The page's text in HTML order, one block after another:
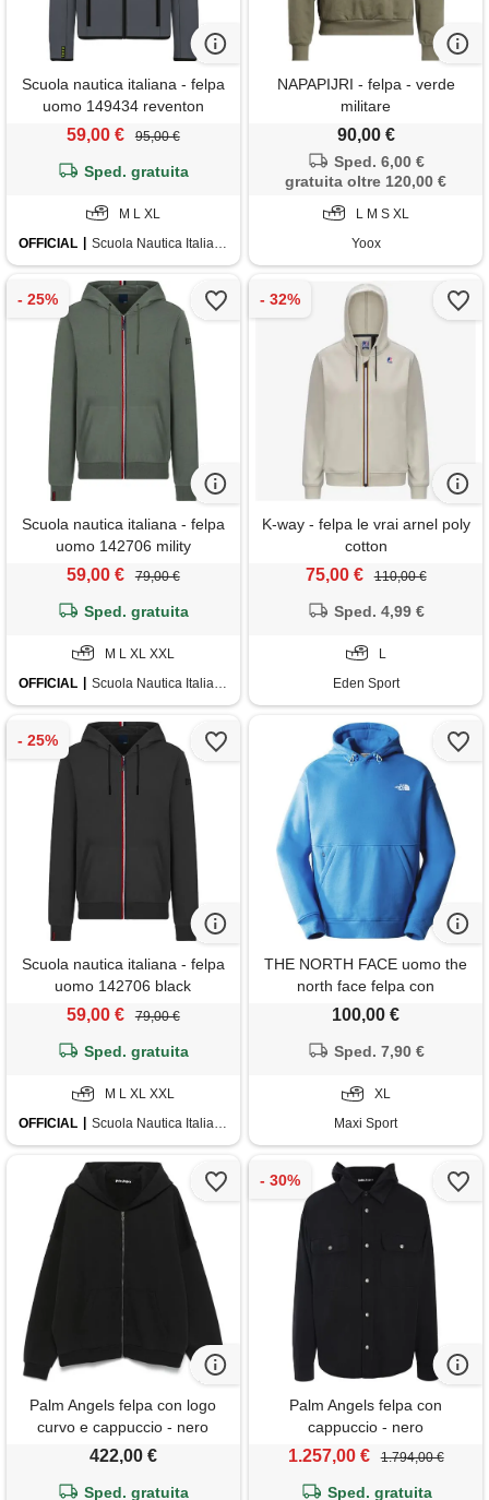
Scuola nautica italiana - felpa
uomo 149434 reventon
59,00 € 95,00 €
Sped. gratuita
M L XL
OFFICIAL
Scuola Nautica Italiana
NAPAPIJRI - felpa - verde
militare
90,00 €
Sped. 6,00 €
gratuita oltre 120,00 €
L M S XL
Yoox
Scuola nautica italiana - felpa
uomo 142706 mility
59,00 € 79,00 €
Sped. gratuita
M L XL XXL
OFFICIAL
Scuola Nautica Italiana
K-way - felpa le vrai arnel poly
cotton
75,00 € 110,00 €
Sped. 4,99 €
L
Eden Sport
Scuola nautica italiana - felpa
uomo 142706 black
59,00 € 79,00 €
Sped. gratuita
M L XL XXL
OFFICIAL
Scuola Nautica Italiana
THE NORTH FACE uomo the
north face felpa con
cappuccio icon
100,00 €
Sped. 7,90 €
XL
Maxi Sport
Palm Angels felpa con logo
curvo e cappuccio - nero
422,00 €
Sped. gratuita
Palm Angels felpa con
cappuccio - nero
1.257,00 € 1.794,00 €
Sped. gratuita